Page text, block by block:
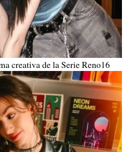
creativa de la Serie Reno16